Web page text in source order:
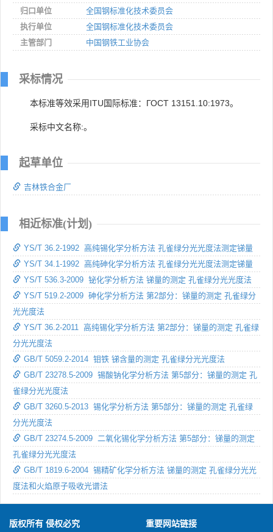
归口单位
全国钢标准化技术委员会
执行单位
全国钢标准化技术委员会
主管部门
中国钢铁工业协会
采标情况
本标准等效采用ITU国际标准：ГОСТ 13151.10:1973。
采标中文名称:。
起草单位
吉林铁合金厂
相近标准(计划)
YS/T 36.2-1992 高纯锡化学分析方法 孔雀绿分光光度法测定锑量
YS/T 34.1-1992 高纯砷化学分析方法 孔雀绿分光光度法测定锑量
YS/T 536.3-2009 铋化学分析方法 锑量的测定 孔雀绿分光光度法
YS/T 519.2-2009 砷化学分析方法 第2部分：锑量的测定 孔雀绿分
光光度法
YS/T 36.2-2011 高纯锡化学分析方法 第2部分：锑量的测定 孔雀绿
分光光度法
GB/T 5059.2-2014 钼铁 锑含量的测定 孔雀绿分光光度法
GB/T 23278.5-2009 锡酸钠化学分析方法 第5部分：锑量的测定 孔
雀绿分光光度法
GB/T 3260.5-2013 锡化学分析方法 第5部分：锑量的测定 孔雀绿
分光光度法
GB/T 23274.5-2009 二氧化锡化学分析方法 第5部分：锑量的测定
孔雀绿分光光度法
GB/T 1819.6-2004 锡精矿化学分析方法 锑量的测定 孔雀绿分光光
度法和火焰原子吸收光谱法
版权所有 侵权必究 重要网站链接